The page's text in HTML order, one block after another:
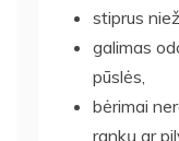
stiprus
galimas
pūslės,
bėrimai
rankų ar